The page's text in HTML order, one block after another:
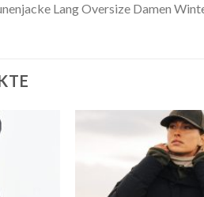
Lang Oversize Damen